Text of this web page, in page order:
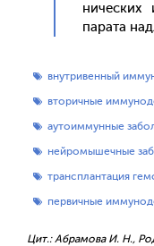
пара­та
внутривенный
вторичные
аутоиммунные
нейромышечные
трансплантация
первичные
Цит.: Абрамова И. Н.,